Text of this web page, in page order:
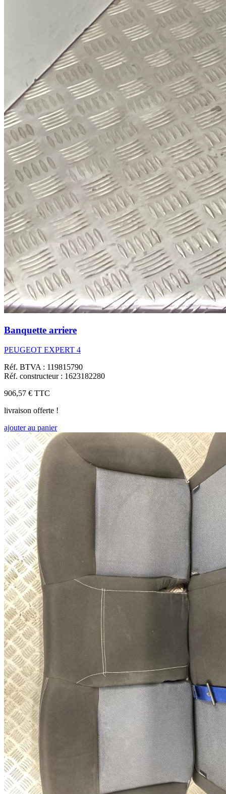
Banquette arriere
PEUGEOT EXPERT 4
Réf. BTVA : 119815790
Réf. constructeur : 1623182280
906,57 € TTC
livraison offerte !
ajouter au panier